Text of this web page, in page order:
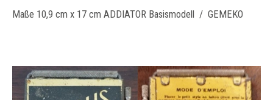
Maße 10,9 cm x 17 cm ADDIATOR Basismodell / GEMEKO